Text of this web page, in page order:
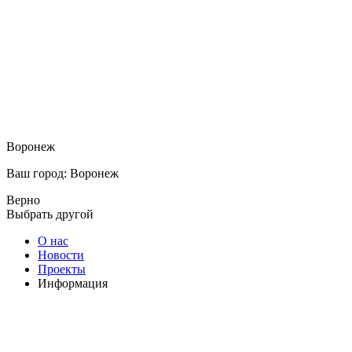
Воронеж
Ваш город: Воронеж
Верно
Выбрать другой
О нас
Новости
Проекты
Информация